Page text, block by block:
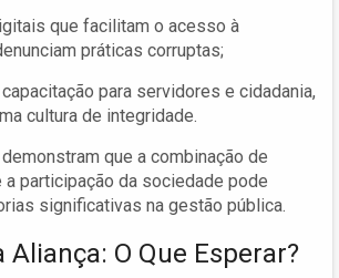
que facilitam o acesso à
práticas corruptas;
para servidores e cidadania,
cultura de integridade.
que a combinação de
participação da sociedade pode
significativas na gestão pública.
Aliança: O Que Esperar?